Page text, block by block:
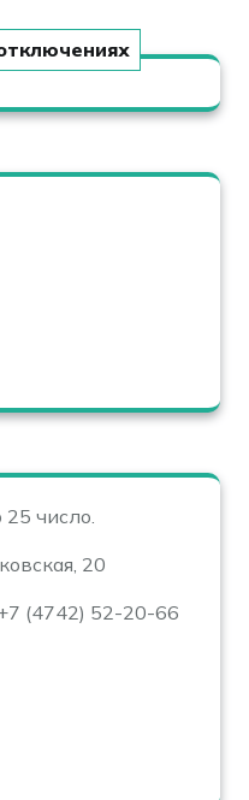
число.
20
(4742) 52-20-66